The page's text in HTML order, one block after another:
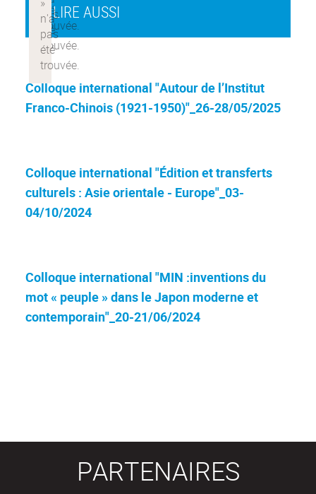
À LIRE AUSSI
Colloque international "Autour de l’Institut
Franco-Chinois (1921-1950)"_26-28/05/2025
Colloque international "Édition et transferts
culturels : Asie orientale - Europe"_03-
04/10/2024
Colloque international "MIN :inventions du
mot « peuple » dans le Japon moderne et
contemporain"_20-21/06/2024
PARTENAIRES